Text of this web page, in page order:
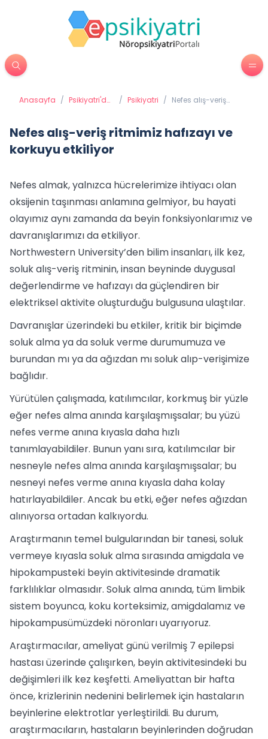
Anasayfa / Psikiyatri'de
/ Psikiyatri / Nefes alış-veriş
Nefes alış-veriş ritmimiz hafızayı ve
korkuyu etkiliyor
Nefes almak, yalnızca hücrelerimize ihtiyacı olan
oksijenin taşınması anlamına gelmiyor, bu hayati
olayımız aynı zamanda da beyin fonksiyonlarımız ve
davranışlarımızı da etkiliyor.
Northwestern University’den bilim insanları, ilk kez,
soluk alış-veriş ritminin, insan beyninde duygusal
değerlendirme ve hafızayı da güçlendiren bir
elektriksel aktivite oluşturduğu bulgusuna ulaştılar.
Davranışlar üzerindeki bu etkiler, kritik bir biçimde
soluk alma ya da soluk verme durumumuza ve
burundan mı ya da ağızdan mı soluk alıp-verişimize
bağlıdır.
Yürütülen çalışmada, katılımcılar, korkmuş bir yüzle
eğer nefes alma anında karşılaşmışsalar; bu yüzü
nefes verme anına kıyasla daha hızlı
tanımlayabildiler. Bunun yanı sıra, katılımcılar bir
nesneyle nefes alma anında karşılaşmışsalar; bu
nesneyi nefes verme anına kıyasla daha kolay
hatırlayabildiler. Ancak bu etki, eğer nefes ağızdan
alınıyorsa ortadan kalkıyordu.
Araştırmanın temel bulgularından bir tanesi, soluk
vermeye kıyasla soluk alma sırasında amigdala ve
hipokampusteki beyin aktivitesinde dramatik
farklılıklar olmasıdır. Soluk alma anında, tüm limbik
sistem boyunca, koku korteksimiz, amigdalamız ve
hipokampusümüzdeki nöronları uyarıyoruz.
Araştırmacılar, ameliyat günü verilmiş 7 epilepsi
hastası üzerinde çalışırken, beyin aktivitesindeki bu
değişimleri ilk kez keşfetti. Ameliyattan bir hafta
önce, krizlerinin nedenini belirlemek için hastaların
beyinlerine elektrotlar yerleştirildi. Bu durum,
araştırmacıların, hastaların beyinlerinden doğrudan